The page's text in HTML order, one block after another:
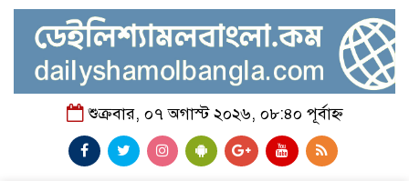
শুক্রবার, ০৭ অগাস্ট ২০২৬, ০৮:৪০ পূর্বাহ্ন